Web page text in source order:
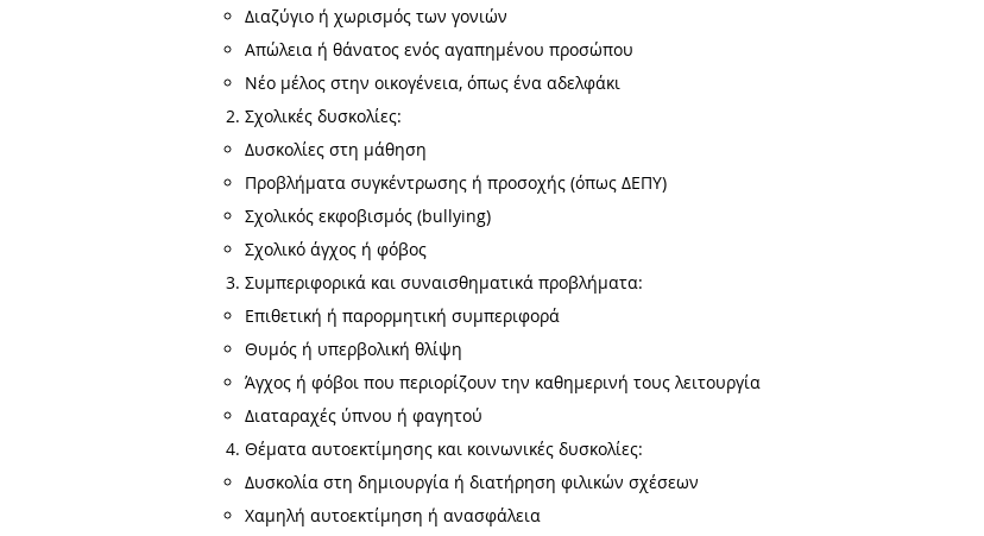
Διαζύγιο ή χωρισμός των γονιών
Απώλεια ή θάνατος ενός αγαπημένου προσώπου
Νέο μέλος στην οικογένεια, όπως ένα αδελφάκι
Σχολικές δυσκολίες:
Δυσκολίες στη μάθηση
Προβλήματα συγκέντρωσης ή προσοχής (όπως ΔΕΠΥ)
Σχολικός εκφοβισμός (bullying)
Σχολικό άγχος ή φόβος
Συμπεριφορικά και συναισθηματικά προβλήματα:
Επιθετική ή παρορμητική συμπεριφορά
Θυμός ή υπερβολική θλίψη
Άγχος ή φόβοι που περιορίζουν την καθημερινή τους λειτουργία
Διαταραχές ύπνου ή φαγητού
Θέματα αυτοεκτίμησης και κοινωνικές δυσκολίες:
Δυσκολία στη δημιουργία ή διατήρηση φιλικών σχέσεων
Χαμηλή αυτοεκτίμηση ή ανασφάλεια